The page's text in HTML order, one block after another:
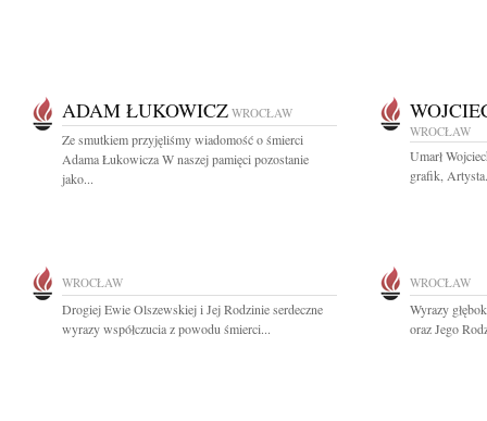
ADAM ŁUKOWICZ WROCŁAW
Ze smutkiem przyjęliśmy wiadomość o śmierci
Adama Łukowicza W naszej pamięci pozostanie
jako...
WROCŁAW
Umarł
grafik,
WROCŁAW
Drogiej Ewie Olszewskiej i Jej Rodzinie serdeczne
wyrazy współczucia z powodu śmierci...
WROCŁAW
Wyrazy
oraz Jego